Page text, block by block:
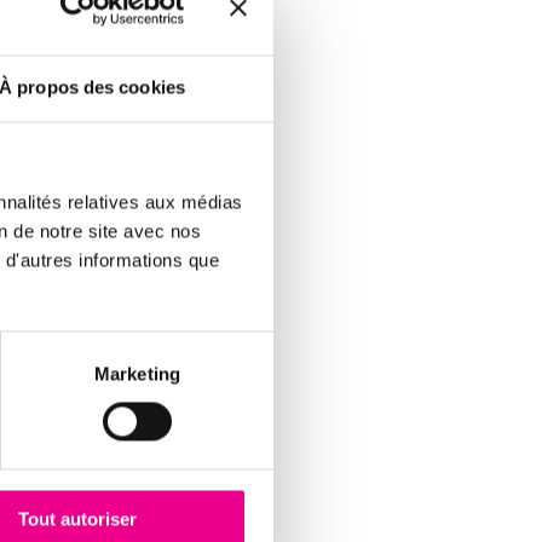
À propos des cookies
relatives aux médias
de notre site avec nos
informations que
Marketing
Tout autoriser
entreprises souhaitent y
des
les experts. Cela
à une entreprise qui
les internautes créent.